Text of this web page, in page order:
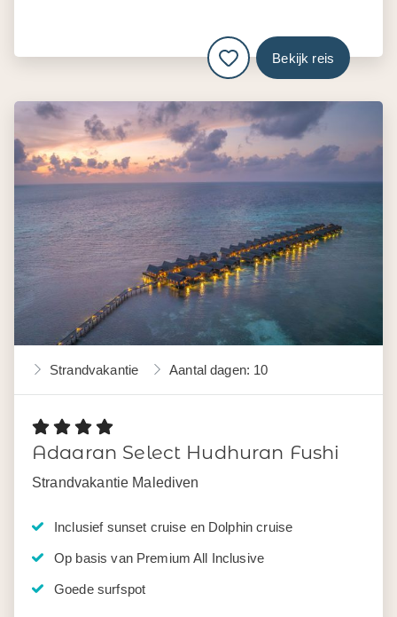
Bekijk reis
Strandvakantie Aantal dagen: 10
Adaaran Select Hudhuran Fushi
Strandvakantie Malediven
Inclusief sunset cruise en Dolphin cruise
Op basis van Premium All Inclusive
Goede surfspot